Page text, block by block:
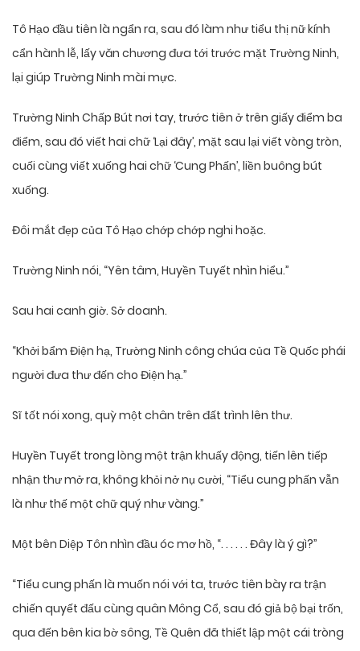
Tô Hạo đầu tiên là ngẩn ra, sau đó làm như tiểu thị nữ kính
cẩn hành lễ, lấy văn chương đưa tới trước mặt Trường Ninh,
lại giúp Trường Ninh mài mực.
Trường Ninh Chấp Bút nơi tay, trước tiên ở trên giấy điểm ba
điểm, sau đó viết hai chữ ‘Lại đây’, mặt sau lại viết vòng tròn,
cuối cùng viết xuống hai chữ ‘Cung Phấn’, liền buông bút
xuống.
Đôi mắt đẹp của Tô Hạo chớp chớp nghi hoặc.
Trường Ninh nói, “Yên tâm, Huyền Tuyết nhìn hiểu.”
Sau hai canh giờ. Sở doanh.
“Khởi bẩm Điện hạ, Trường Ninh công chúa của Tề Quốc phái
người đưa thư đến cho Điện hạ.”
Sĩ tốt nói xong, quỳ một chân trên đất trình lên thư.
Huyền Tuyết trong lòng một trận khuấy động, tiến lên tiếp
nhận thư mở ra, không khỏi nở nụ cười, “Tiểu cung phấn vẫn
là như thế một chữ quý như vàng.”
Một bên Diệp Tôn nhìn đầu óc mơ hồ, “. . . . . . Đây là ý gì?”
“Tiểu cung phấn là muốn nói với ta, trước tiên bày ra trận
chiến quyết đấu cùng quân Mông Cổ, sau đó giả bộ bại trốn,
qua đến bên kia bờ sông, Tề Quên đã thiết lập một cái tròng